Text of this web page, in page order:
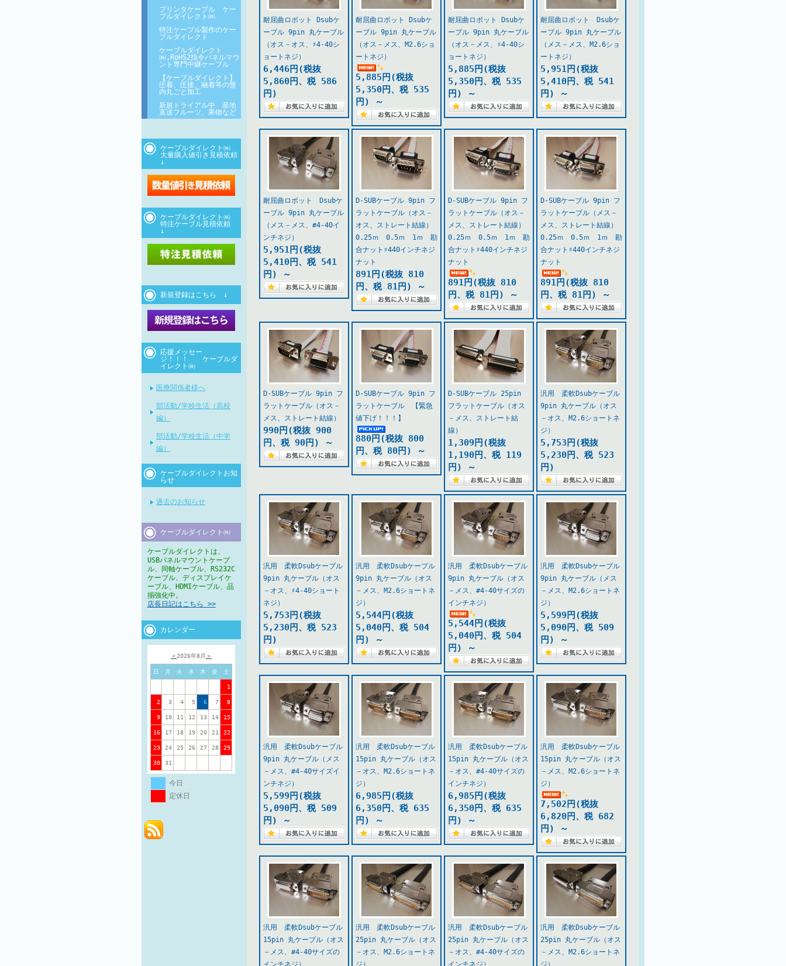
プリンタケーブル ケー
ブルダイレクト㈱
特注ケーブル製作のケー
ブルダイレクト
ケーブルダイレクト
㈱,RoHS2指令パネルマウ
ント専門中継ケーブル
【ケーブルダイレクト】
圧着、圧接、融着等の盤
内丸ごと加工
新規トライアル中 産地
直送フルーツ、果物など
ケーブルダイレクト㈱
大量購入値引き見積依頼
↓
ケーブルダイレクト㈱
特注ケーブル見積依頼
↓
新規登録はこちら ↓
応援メッセー
ジ！！！ ケーブルダ
イレクト㈱
医療関係者様へ
部活動/学校生活（高校
編）
部活動/学校生活（中学
編）
ケーブルダイレクトお知
らせ
過去のお知らせ
ケーブルダイレクト㈱
ケーブルダイレクトは、
USBパネルマウントケーブ
ル、同軸ケーブル、RS232C
ケーブル、ディスプレイケ
ーブル、HDMIケーブル、品
揃強化中。
店長日記はこちら >>
カレンダー
＜2026年8月 ＞
日 月 火 水 木 金 土
1
2 3 4 5 6 7 8
9 10 11 12 13 14 15
16 17 18 19 20 21 22
23 24 25 26 27 28 29
30 31
今日
定休日
耐屈曲ロボット Dsubケ
ーブル 9pin 丸ケーブル
（オス－オス、♯4-40シ
ョートネジ）
6,446円(税抜
5,860円、税 586
円)
耐屈曲ロボット Dsubケ
ーブル 9pin 丸ケーブル
（オス－メス、M2.6ショ
ートネジ）
5,885円(税抜
5,350円、税 535
円)
～
耐屈曲ロボット Dsubケ
ーブル 9pin 丸ケーブル
（オス－メス、♯4-40シ
ョートネジ）
5,885円(税抜
5,350円、税 535
円)
～
耐屈曲ロボット Dsubケ
ーブル 9pin 丸ケーブル
（メス－メス、M2.6ショ
ートネジ）
5,951円(税抜
5,410円、税 541
円)
～
耐屈曲ロボット Dsubケ
ーブル 9pin 丸ケーブル
（メス－メス、#4-40イ
ンチネジ）
5,951円(税抜
5,410円、税 541
円)
～
D-SUBケーブル 9pin フ
ラットケーブル（オス－
オス、ストレート結線）
0.25ｍ 0.5ｍ 1ｍ 勘
合ナット♯440インチネジ
ナット
891円(税抜 810
円、税 81円)
～
D-SUBケーブル 9pin フ
ラットケーブル（オス－
メス、ストレート結線）
0.25ｍ 0.5ｍ 1ｍ 勘
合ナット♯440インチネジ
ナット
891円(税抜 810
円、税 81円)
～
D-SUBケーブル 9pin フ
ラットケーブル（メス－
メス、ストレート結線）
0.25ｍ 0.5ｍ 1ｍ 勘
合ナット♯440インチネジ
ナット
891円(税抜 810
円、税 81円)
～
D-SUBケーブル 9pin フ
ラットケーブル（オス－
メス、ストレート結線）
990円(税抜 900
円、税 90円)
～
D-SUBケーブル 9pin フ
ラットケーブル 【緊急
値下げ！！！】
880円(税抜 800
円、税 80円)
～
D-SUBケーブル 25pin
フラットケーブル（オス
－メス、ストレート結
線）
1,309円(税抜
1,190円、税 119
円)
～
汎用 柔軟Dsubケーブル
9pin 丸ケーブル（オス
－オス、M2.6ショートネ
ジ）
5,753円(税抜
5,230円、税 523
円)
汎用 柔軟Dsubケーブル
9pin 丸ケーブル（オス
－オス、♯4-40ショート
ネジ）
5,753円(税抜
5,230円、税 523
円)
汎用 柔軟Dsubケーブル
9pin 丸ケーブル（オス
－メス、M2.6ショートネ
ジ）
5,544円(税抜
5,040円、税 504
円)
～
汎用 柔軟Dsubケーブル
9pin 丸ケーブル（オス
－メス、#4-40サイズの
インチネジ）
5,544円(税抜
5,040円、税 504
円)
～
汎用 柔軟Dsubケーブル
9pin 丸ケーブル（メス
－メス、M2.6ショートネ
ジ）
5,599円(税抜
5,090円、税 509
円)
～
汎用 柔軟Dsubケーブル
9pin 丸ケーブル（メス
－メス、#4-40サイズイ
ンチネジ）
5,599円(税抜
5,090円、税 509
円)
～
汎用 柔軟Dsubケーブル
15pin 丸ケーブル（オス
－オス、M2.6ショートネ
ジ）
6,985円(税抜
6,350円、税 635
円)
～
汎用 柔軟Dsubケーブル
15pin 丸ケーブル（オス
－オス、#4-40サイズの
インチネジ）
6,985円(税抜
6,350円、税 635
円)
～
汎用 柔軟Dsubケーブル
15pin 丸ケーブル（オス
－メス、M2.6ショートネ
ジ）
7,502円(税抜
6,820円、税 682
円)
～
汎用 柔軟Dsubケーブル
15pin 丸ケーブル（オス
－メス、#4-40サイズの
インチネジ）
汎用 柔軟Dsubケーブル
25pin 丸ケーブル（オス
－オス、M2.6ショートネ
ジ）
汎用 柔軟Dsubケーブル
25pin 丸ケーブル（オス
－オス、#4-40サイズの
インチネジ）
汎用 柔軟Dsubケーブル
25pin 丸ケーブル（オス
－メス、M2.6ショートネ
ジ）